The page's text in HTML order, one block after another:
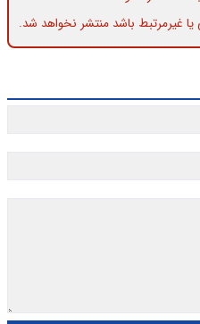
یا غیرمرتبط باشد منتشر نخواهد شد.